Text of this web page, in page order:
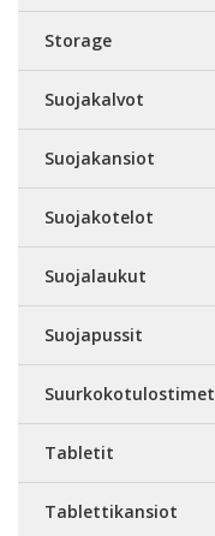
Storage
Suojakalvot
Suojakansiot
Suojakotelot
Suojalaukut
Suojapussit
Suurkokotulostimet
Tabletit
Tablettikansiot